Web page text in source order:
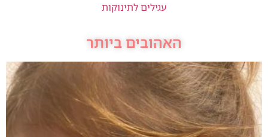
עגילים לתינוקות
האהובים ביותר